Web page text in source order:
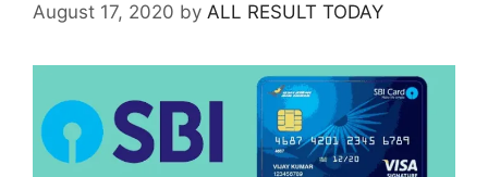
August 17, 2020 by ALL RESULT TODAY